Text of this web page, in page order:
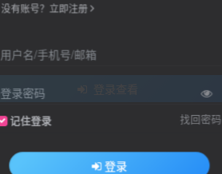
没有账号？立即注册
用户名/手机号/邮箱
登录密码
记住登录 找回密码
登录